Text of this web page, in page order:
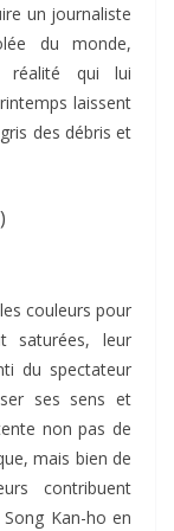
un journaliste
du monde,
réalité qui lui
laissent
des débris et
couleurs pour
saturées, leur
du spectateur
ses sens et
non pas de
mais bien de
contribuent
Kan-ho en